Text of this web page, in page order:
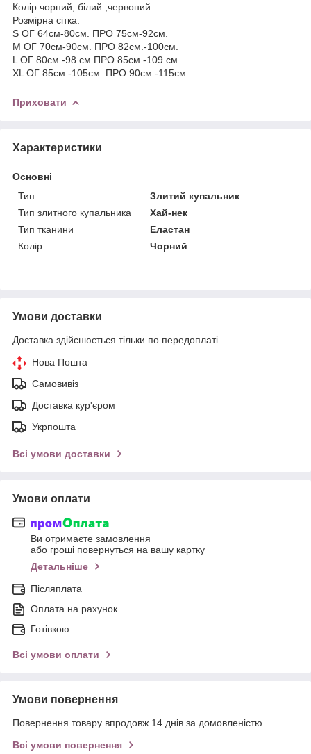
Колір чорний, білий ,червоний.
Розмірна сітка:
S ОГ 64см-80см. ПРО 75см-92см.
M ОГ 70см-90см. ПРО 82см.-100см.
L ОГ 80см.-98 см ПРО 85см.-109 см.
XL ОГ 85см.-105см. ПРО 90см.-115см.
Приховати
Характеристики
Основні
Тип
Злитий купальник
Тип злитного купальника
Хай-нек
Тип тканини
Еластан
Колір
Чорний
Умови доставки
Доставка здійснюється тільки по передоплаті.
Нова Пошта
Самовивіз
Доставка кур'єром
Укрпошта
Всі умови доставки
Умови оплати
Ви отримаєте замовлення
або гроші повернуться на вашу картку
Детальніше
Післяплата
Оплата на рахунок
Готівкою
Всі умови оплати
Умови повернення
Повернення товару впродовж 14 днів за домовленістю
Всі умови повернення